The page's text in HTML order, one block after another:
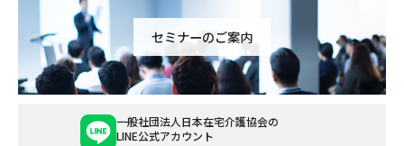
セミナーのご案内
一般社団法人日本在宅介護協会の
LINE公式アカウント